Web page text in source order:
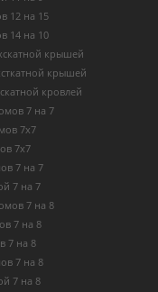
12 на 15
14 на 10
крышей
крышей
кровлей
7 на 7
7х7
7х7
7 на 7
7 на 7
7 на 8
7 на 8
7 на 8
7 на 8
7 на 8